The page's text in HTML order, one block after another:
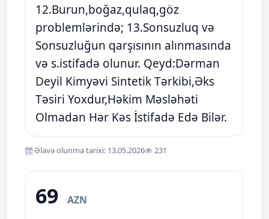
12.Burun,boğaz,qulaq,göz
problemlərində; 13.Sonsuzluq və
Sonsuzluğun qarşısının alınmasında
və s.istifadə olunur. Qeyd:Dərman
Deyil Kimyəvi Sintetik Tərkibi,Əks
Təsiri Yoxdur,Həkim Məsləhəti
Olmadan Hər Kəs İstifadə Edə Bilər.
Əlavə olunma tarixi: 13.05.2026 231
69 AZN